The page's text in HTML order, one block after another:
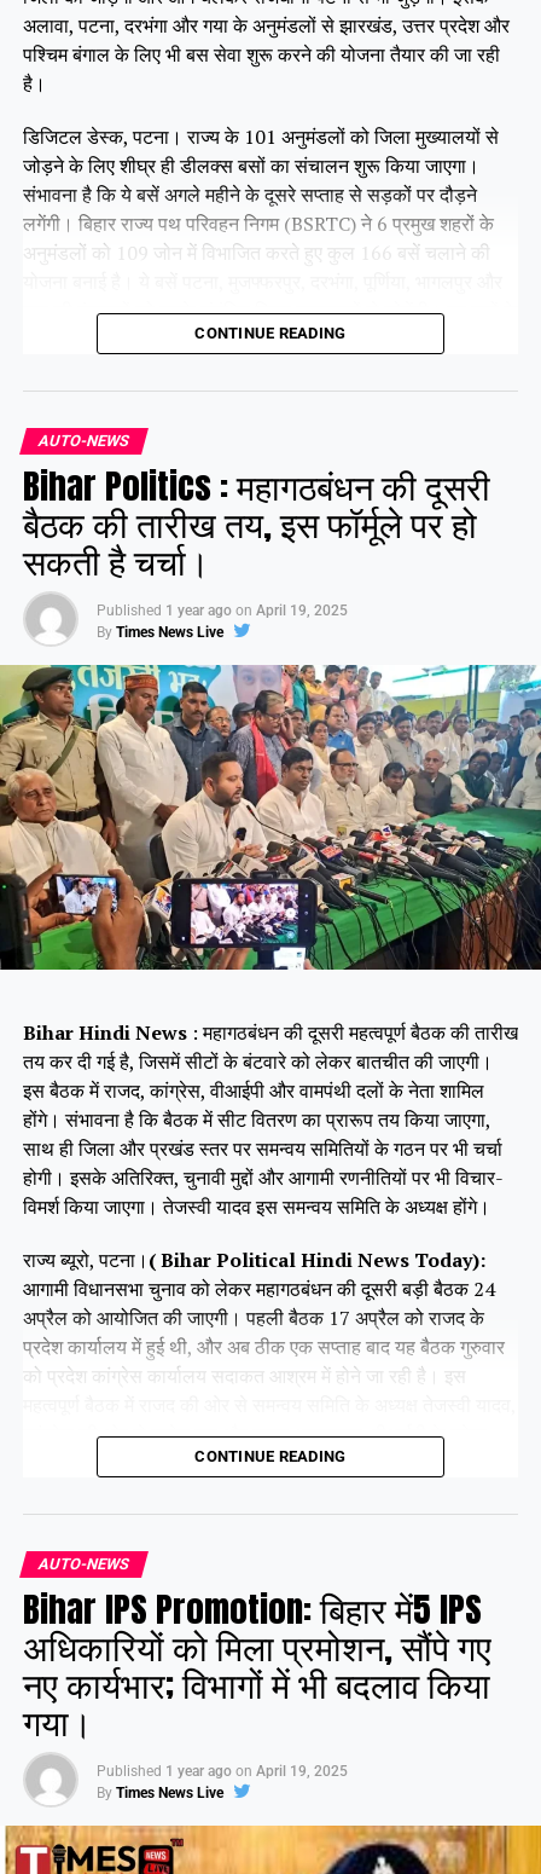
अलावा, पटना, दरभंगा और गया के अनुमंडलों से झारखंड, उत्तर प्रदेश और
पश्चिम बंगाल के लिए भी बस सेवा शुरू करने की योजना तैयार की जा रही
है।
डिजिटल डेस्क, पटना। राज्य के 101 अनुमंडलों को जिला मुख्यालयों से
जोड़ने के लिए शीघ्र ही डीलक्स बसों का संचालन शुरू किया जाएगा।
संभावना है कि ये बसें अगले महीने के दूसरे सप्ताह से सड़कों पर दौड़ने
लगेंगी। बिहार राज्य पथ परिवहन निगम (BSRTC) ने 6 प्रमुख शहरों के
अनुमंडलों को 109 जोन में विभाजित करते हुए कुल 166 बसें चलाने की
गया की पंचायतों को उनके संबंधित जिला मुख्यालयों से जोड़ेंगी। इन बसों के
सभी रूट पहले ही तय किए जा चुके हैं। फिलहाल ये बसें परमिट प्रक्रिया में
Share this:
Facebook
Like this:
CONTINUE READING
AUTO-NEWS
Bihar Politics : महागठबंधन की दूसरी
बैठक की तारीख तय, इस फॉर्मूले पर हो
सकती है चर्चा।
Published 1 year ago on April 19, 2025
By Times News Live
Bihar Hindi News: महागठबंधन की दूसरी महत्वपूर्ण बैठक की तारीख
तय कर दी गई है, जिसमें सीटों के बंटवारे को लेकर बातचीत की जाएगी।
इस बैठक में राजद, कांग्रेस, वीआईपी और वामपंथी दलों के नेता शामिल
होंगे। संभावना है कि बैठक में सीट वितरण का प्रारूप तय किया जाएगा,
साथ ही जिला और प्रखंड स्तर पर समन्वय समितियों के गठन पर भी चर्चा
होगी। इसके अतिरिक्त, चुनावी मुद्दों और आगामी रणनीतियों पर भी विचार-
विमर्श किया जाएगा। तेजस्वी यादव इस समन्वय समिति के अध्यक्ष होंगे।
राज्य ब्यूरो, पटना। ( Bihar Political Hindi News Today):
आगामी विधानसभा चुनाव को लेकर महागठबंधन की दूसरी बड़ी बैठक 24
अप्रैल को आयोजित की जाएगी। पहली बैठक 17 अप्रैल को राजद के
प्रदेश कार्यालय में हुई थी, और अब ठीक एक सप्ताह बाद यह बैठक गुरुवार
को प्रदेश कांग्रेस कार्यालय सदाकत आश्रम में होने जा रही है। इस
कांग्रेस की ओर से राजेश राम और कृष्णा अल्लावारू, वीआईपी के मुकेश
सहनी और वाम दलों के प्रमुख नेता भाग लेंगे।
Share this:
Facebook X
Like this:
CONTINUE READING
AUTO-NEWS
Bihar IPS Promotion: बिहार में5 IPS
अधिकारियों को मिला प्रमोशन, सौंपे गए
नए कार्यभार; विभागों में भी बदलाव किया
गया।
Published 1 year ago on April 19, 2025
By Times News Live